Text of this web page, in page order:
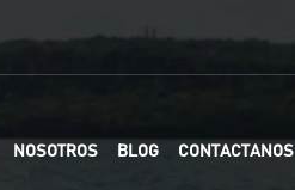
NOSOTROS BLOG CONTACTANOS